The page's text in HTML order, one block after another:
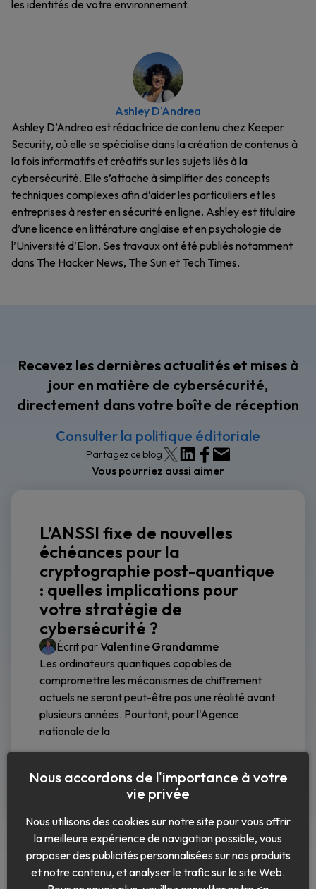
les identités de votre environnement.
Ashley D'Andrea
Ashley D’Andrea est rédactrice de contenu chez Keeper
Security, où elle se spécialise dans la création de contenus à
la fois informatifs et créatifs sur les sujets liés à la
cybersécurité. Elle s’attache à simplifier des concepts
techniques complexes afin d’aider les particuliers et les
entreprises à rester en sécurité en ligne. Ashley est titulaire
d’une licence en littérature anglaise et en psychologie de
l’Université d’Elon. Ses travaux ont été publiés notamment
dans The Hacker News, The Sun et Tech Times.
Recevez les dernières actualités et mises à
jour en matière de cybersécurité,
directement dans votre boîte de réception
Consulter la politique éditoriale
Partagez ce blog
Vous pourriez aussi aimer
L’ANSSI fixe de nouvelles
échéances pour la
cryptographie post-quantique
: quelles implications pour
votre stratégie de
cybersécurité ?
Écrit parValentine Grandamme
Les ordinateurs quantiques capables de
compromettre les mécanismes de chiffrement
actuels ne seront peut-être pas une réalité avant
plusieurs années. Pourtant, pour l'Agence
nationale de la
Lire la suite
Nous accordons de l'importance à votre
vie privée
Nous utilisons des cookies sur notre site pour vous offrir
la meilleure expérience de navigation possible, vous
proposer des publicités personnalisées sur nos produits
et notre contenu, et analyser le trafic sur le site Web.